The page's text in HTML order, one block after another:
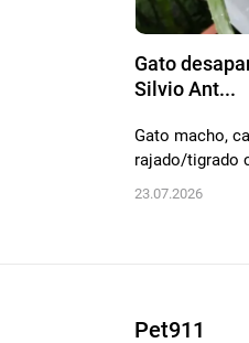
Gato
Silvio Ant...
Gato macho,
rajado/tigrado
23.07.2026
Pet911